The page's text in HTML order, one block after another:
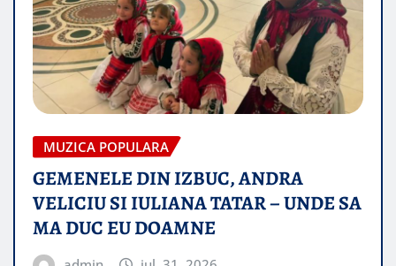
MUZICA POPULARA
GEMENELE DIN IZBUC, ANDRA
VELICIU SI IULIANA TATAR – UNDE SA
MA DUC EU DOAMNE